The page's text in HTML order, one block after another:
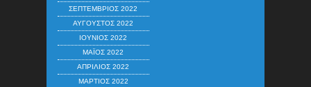
ΣΕΠΤΈΜΒΡΙΟΣ 2022
ΑΎΓΟΥΣΤΟΣ 2022
ΙΟΎΝΙΟΣ 2022
ΜΆΙΟΣ 2022
ΑΠΡΊΛΙΟΣ 2022
ΜΆΡΤΙΟΣ 2022